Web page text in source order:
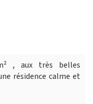
, aux très belles
résidence calme et